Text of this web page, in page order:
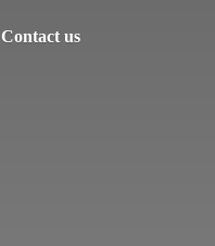
Contact us